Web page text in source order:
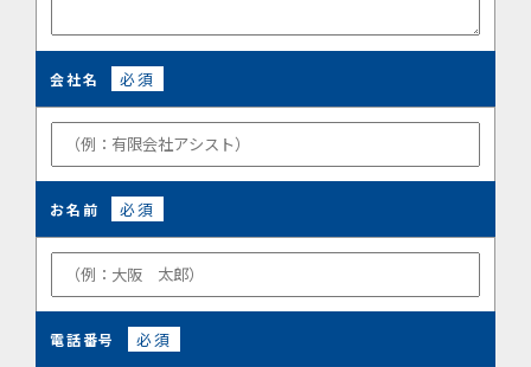
会社名 必須
お名前 必須
電話番号 必須